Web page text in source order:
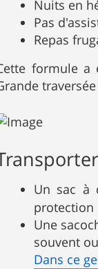
Nuits en
Pas
Repas
formule a
Un sac à
protection
Une
souvent
Dans ce